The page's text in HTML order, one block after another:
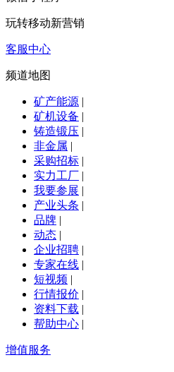
玩转移动新营销
客服中心
频道地图
矿产能源 |
矿机设备 |
铸造锻压 |
非金属 |
采购招标 |
实力工厂 |
我要参展 |
产业头条 |
品牌 |
动态 |
企业招聘 |
专家在线 |
短视频 |
行情报价 |
资料下载 |
帮助中心 |
增值服务